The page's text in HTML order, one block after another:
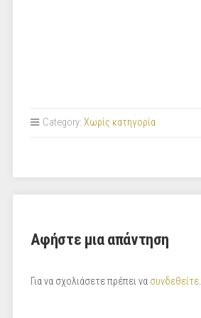
Category: Χωρίς κατηγορία
Αφήστε μια απάντηση
Για να σχολιάσετε πρέπει να συνδεθείτε.